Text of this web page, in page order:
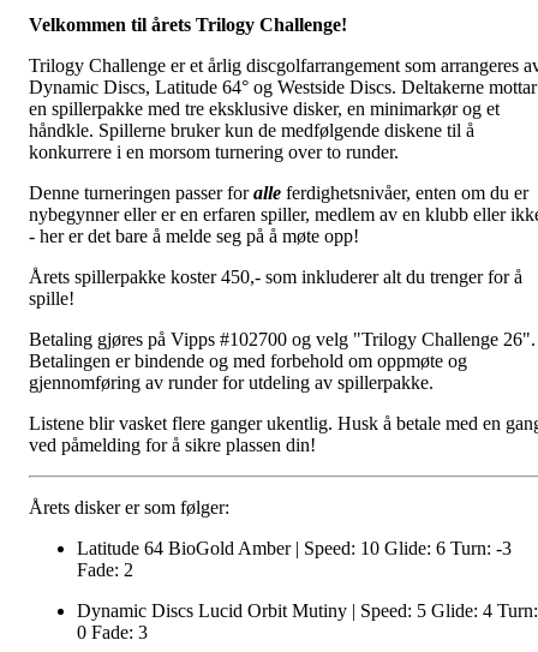
Velkommen til årets Trilogy Challenge!
Trilogy Challenge er et årlig discgolfarrangement som arrangeres
Dynamic Discs, Latitude 64° og Westside Discs. Deltakerne mottar
en spillerpakke med tre eksklusive disker, en minimarkør og et
håndkle. Spillerne bruker kun de medfølgende diskene til å
konkurrere i en morsom turnering over to runder.
Denne turneringen passer foralle ferdighetsnivåer, enten om du er
nybegynner eller er en erfaren spiller, medlem av en klubb eller
- her er det bare å melde seg på å møte opp!
Årets spillerpakke koster 450,- som inkluderer alt du trenger for å
spille!
Betaling gjøres på Vipps #102700 og velg "Trilogy Challenge 26".
Betalingen er bindende og med forbehold om oppmøte og
gjennomføring av runder for utdeling av spillerpakke.
Listene blir vasket flere ganger ukentlig. Husk å betale med en
ved påmelding for å sikre plassen din!
Årets disker er som følger:
Latitude 64 BioGold Amber | Speed: 10 Glide: 6 Turn: -3
Fade: 2
Dynamic Discs Lucid Orbit Mutiny | Speed: 5 Glide: 4 Turn:
0 Fade: 3